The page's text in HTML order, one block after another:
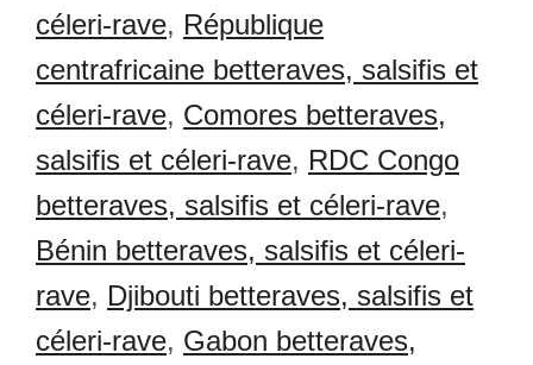
céleri-rave, République
centrafricaine betteraves, salsifis et
céleri-rave, Comores betteraves,
salsifis et céleri-rave, RDC Congo
betteraves, salsifis et céleri-rave,
Bénin betteraves, salsifis et céleri-
rave, Djibouti betteraves, salsifis et
céleri-rave, Gabon betteraves,